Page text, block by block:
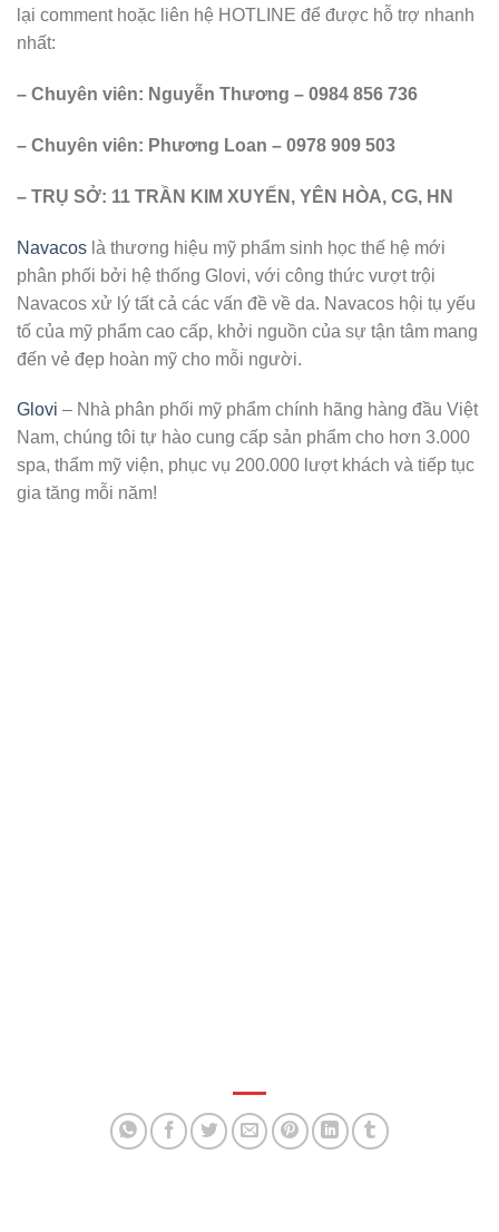
lại comment hoặc liên hệ HOTLINE để được hỗ trợ nhanh
nhất:
– Chuyên viên: Nguyễn Thương – 0984 856 736
– Chuyên viên: Phương Loan – 0978 909 503
– TRỤ SỞ: 11 TRẦN KIM XUYẾN, YÊN HÒA, CG, HN
Navacos là thương hiệu mỹ phẩm sinh học thế hệ mới
phân phối bởi hệ thống Glovi, với công thức vượt trội
Navacos xử lý tất cả các vấn đề về da. Navacos hội tụ yếu
tố của mỹ phẩm cao cấp, khởi nguồn của sự tận tâm mang
đến vẻ đẹp hoàn mỹ cho mỗi người.
Glovi – Nhà phân phối mỹ phẩm chính hãng hàng đầu Việt
Nam, chúng tôi tự hào cung cấp sản phẩm cho hơn 3.000
spa, thẩm mỹ viện, phục vụ 200.000 lượt khách và tiếp tục
gia tăng mỗi năm!